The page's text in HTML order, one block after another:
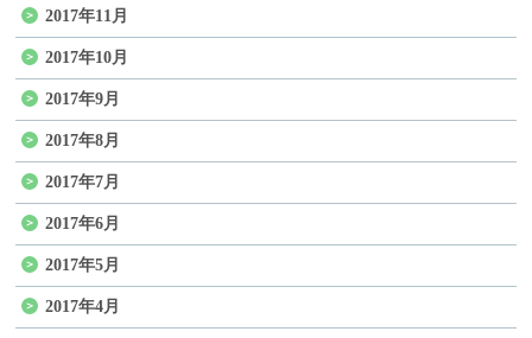
2017年11月
2017年10月
2017年9月
2017年8月
2017年7月
2017年6月
2017年5月
2017年4月